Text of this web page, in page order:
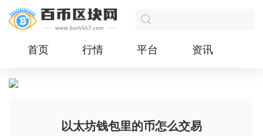
首页 行情 平台 资讯
以太坊钱包里的币怎么交易